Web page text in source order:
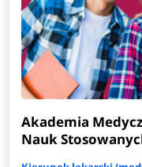
Akademia
Nauk